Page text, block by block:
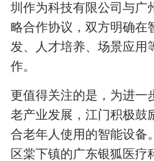
圳作为科技有限公司与广
略合作协议，双方明确在
发、人才培养、场景应用
作。
更值得关注的是，为进一
老产业发展，江门积极鼓
合老年人使用的智能设备
区棠下镇的广东银狐医疗